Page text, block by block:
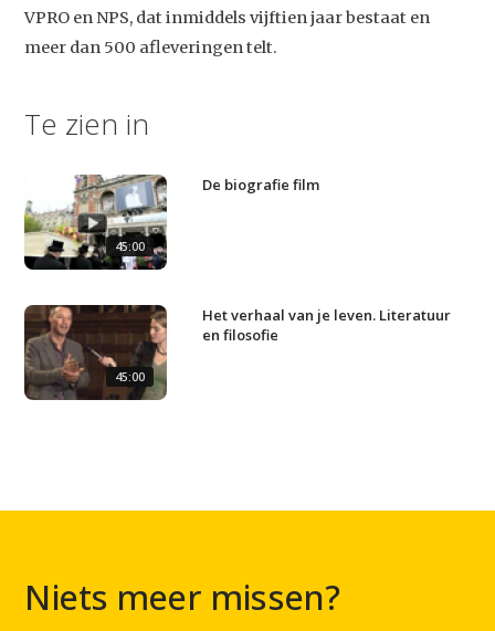
Studium Generale
Video
Contact
VPRO en NPS, dat inmiddels vijftien jaar bestaat en
meer dan 500 afleveringen telt.
Te zien in
45:00
De biografie film
45:00
Het verhaal van je leven. Literatuur
en filosofie
Niets meer missen?